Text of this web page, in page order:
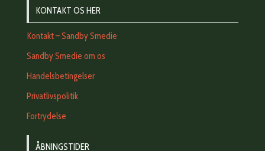
KONTAKT OS HER
Kontakt – Sandby Smedie
Sandby Smedie om os
Handelsbetingelser
Privatlivspolitik
Fortrydelse
ÅBNINGSTIDER